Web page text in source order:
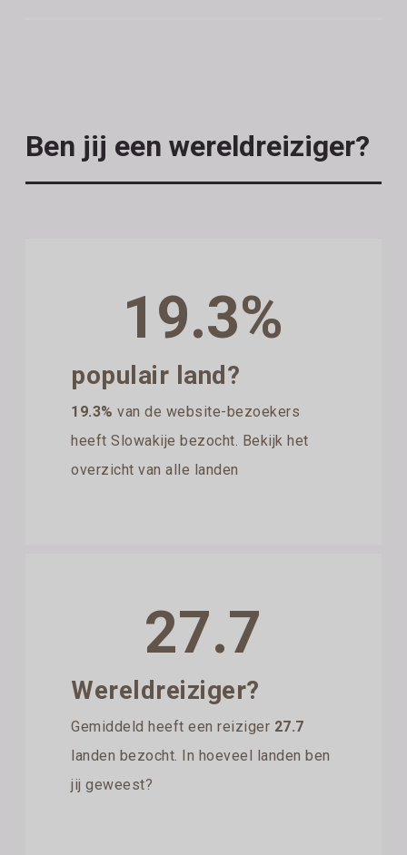
Ben jij een wereldreiziger?
19.3%
populair land?
19.3% van de website-bezoekers
heeft Slowakije bezocht. Bekijk het
overzicht van alle landen
27.7
Wereldreiziger?
Gemiddeld heeft een reiziger 27.7
landen bezocht. In hoeveel landen ben
jij geweest?